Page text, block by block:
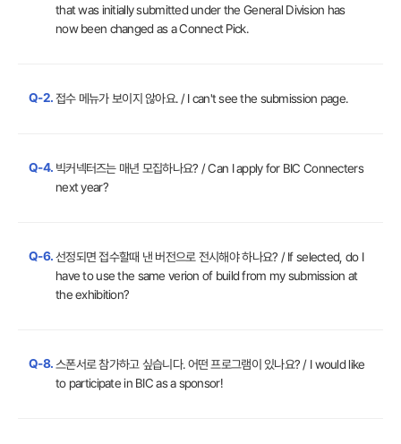
that was initially submitted under the General Division has
now been changed as a Connect Pick.
Q-2.접수 메뉴가 보이지 않아요. / I can't see the submission page.
Q-4. 빅커넥터즈는 매년 모집하나요? / Can I apply for BIC Connecters
next year?
Q-6.선정되면 접수할때 낸 버전으로 전시해야 하나요? / If selected, do I
have to use the same verion of build from my submission at
the exhibition?
Q-8.스폰서로 참가하고 싶습니다. 어떤 프로그램이 있나요? / I would like
to participate in BIC as a sponsor!